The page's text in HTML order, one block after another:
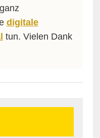
digitale
tun. Vielen Dank